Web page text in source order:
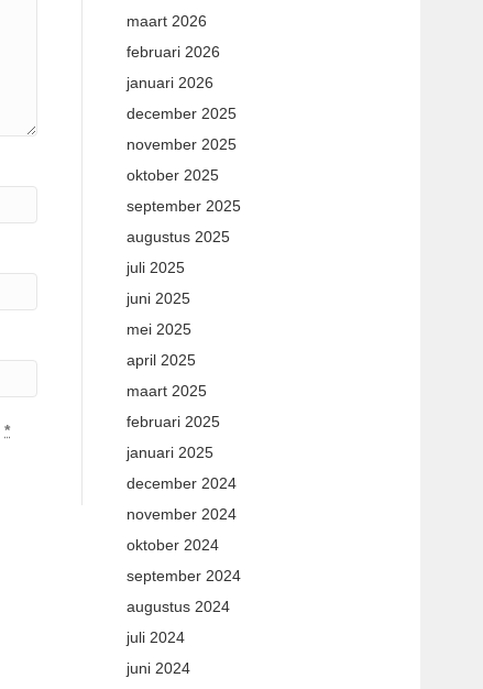
*
maart 2026
februari 2026
januari 2026
december 2025
november 2025
oktober 2025
september 2025
augustus 2025
juli 2025
juni 2025
mei 2025
april 2025
maart 2025
februari 2025
januari 2025
december 2024
november 2024
oktober 2024
september 2024
augustus 2024
juli 2024
juni 2024